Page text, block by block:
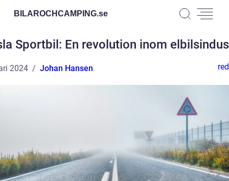
BILAROCHCAMPING.se
Sportbil: En revolution inom
2024 Johan Hansen